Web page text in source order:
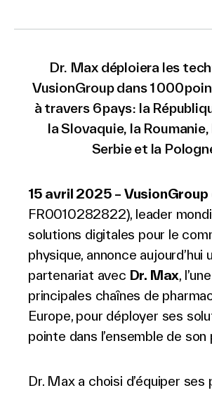
Investisseurs
Carrières
Lien
Français
Dr. Max déploiera les
VusionGroup dans 1 000
à travers 6 pays : la
la Slovaquie, la Roumanie,
Serbie et la
15 avril 2025 – VusionGroup
FR0010282822), leader
solutions digitales pour le
physique, annonce aujourd’hui
partenariat avec Dr. Max,
principales chaînes de
Europe, pour déployer ses
pointe dans l’ensemble de son
Dr. Max a choisi d’équiper ses